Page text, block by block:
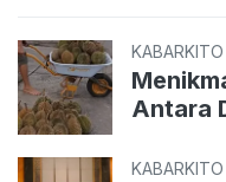
KABARKITO
Antara
KABARKITO